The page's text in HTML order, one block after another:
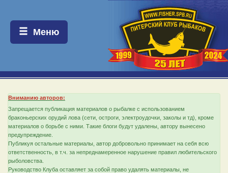
Меню:
Меню
Вниманию авторов:
Запрещается публикация материалов о рыбалке с использованием
браконьерских орудий лова (сети, остроги, электроудочки, заколы и тд), кроме
материалов о борьбе с ними. Такие блоги будут удалены, автору вынесено
предупреждение.
Публикуя остальные материалы, автор добровольно принимает на себя всю
ответственность, в т.ч. за непреднамеренное нарушение правил любительского
рыболовства.
Руководство Клуба оставляет за собой право удалять материалы, не